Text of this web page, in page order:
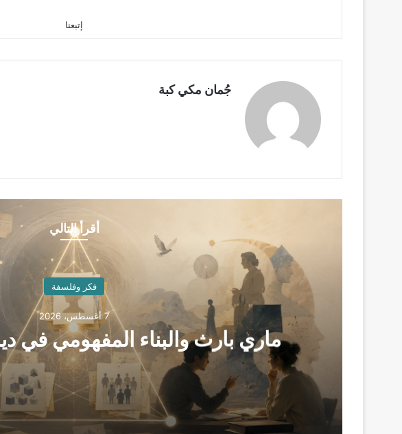
إتبعنا
جُمان مكي كبة
أقرأ التالي
فكر وفلسفة
7 أغسطس، 2026
ماري بارث والبناء المفهومي في